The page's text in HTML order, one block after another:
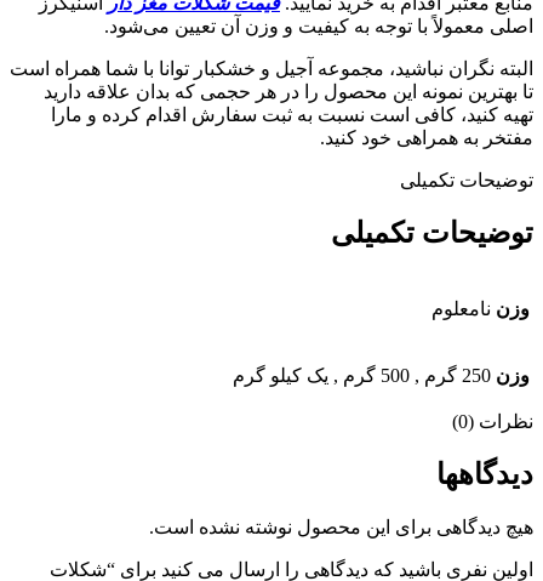
اصلی معمولاً با توجه به کیفیت و وزن آن تعیین می‌شود.
البته نگران نباشید، مجموعه آجیل و خشکبار توانا با شما همراه است
تا بهترین نمونه این محصول را در هر حجمی که بدان علاقه دارید
تهیه کنید، کافی است نسبت به ثبت سفارش اقدام کرده و مارا
مفتخر به همراهی خود کنید.
توضیحات تکمیلی
توضیحات تکمیلی
وزن نامعلوم
وزن 250 گرم , 500 گرم , یک کیلو گرم
نظرات (0)
دیدگاهها
هیچ دیدگاهی برای این محصول نوشته نشده است.
اولین نفری باشید که دیدگاهی را ارسال می کنید برای “شکلات